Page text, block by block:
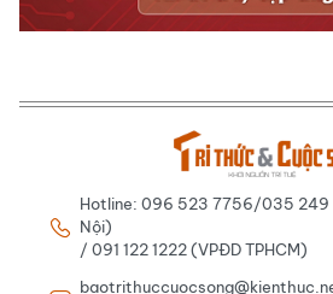
Hotline: 096 523 7756/035 249
Nội)
/ 091 122 1222 (VPĐD TPHCM)